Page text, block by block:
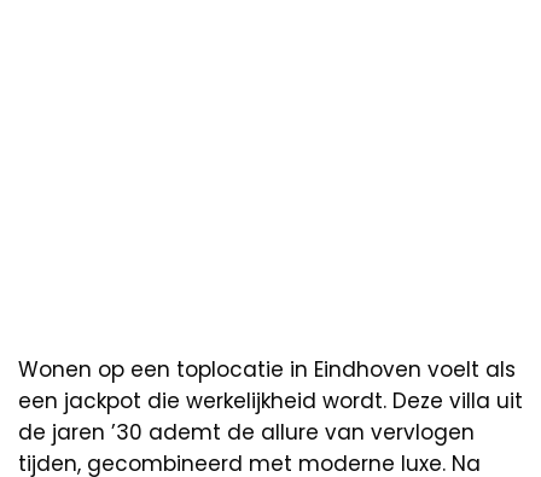
Wonen op een toplocatie in Eindhoven voelt als
een jackpot die werkelijkheid wordt. Deze villa uit
de jaren ’30 ademt de allure van vervlogen
tijden, gecombineerd met moderne luxe. Na